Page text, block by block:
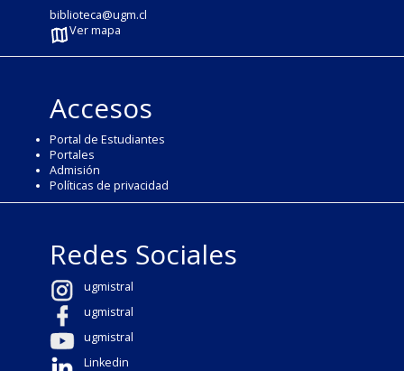
biblioteca@ugm.cl
Ver mapa
Accesos
Portal de Estudiantes
Portales
Admisión
Políticas de privacidad
Redes Sociales
ugmistral
ugmistral
ugmistral
Linkedin